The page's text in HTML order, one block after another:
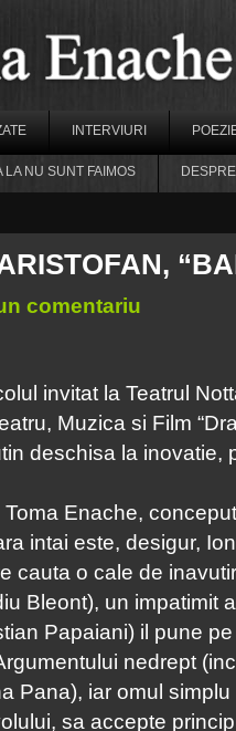
INTERVIURI
LA NU SUNT FAIMOS
comentariu
invitat la Teatrul
Muzica si Film
deschisa la inovatie,
Enache,
intai este, desigur,
cauta o cale de
Bleont), un impatimit
Papaiani) il pune
nedrept
Pana), iar omul
sa accepte